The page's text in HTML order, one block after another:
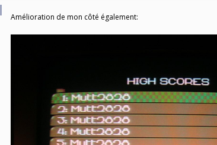
Amélioration de mon côté également: